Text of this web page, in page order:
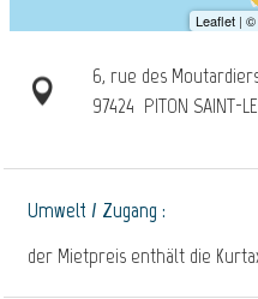
6, rue des
97424 PITON SAINT-
Umwelt / Zugang :
der Mietpreis enthält die